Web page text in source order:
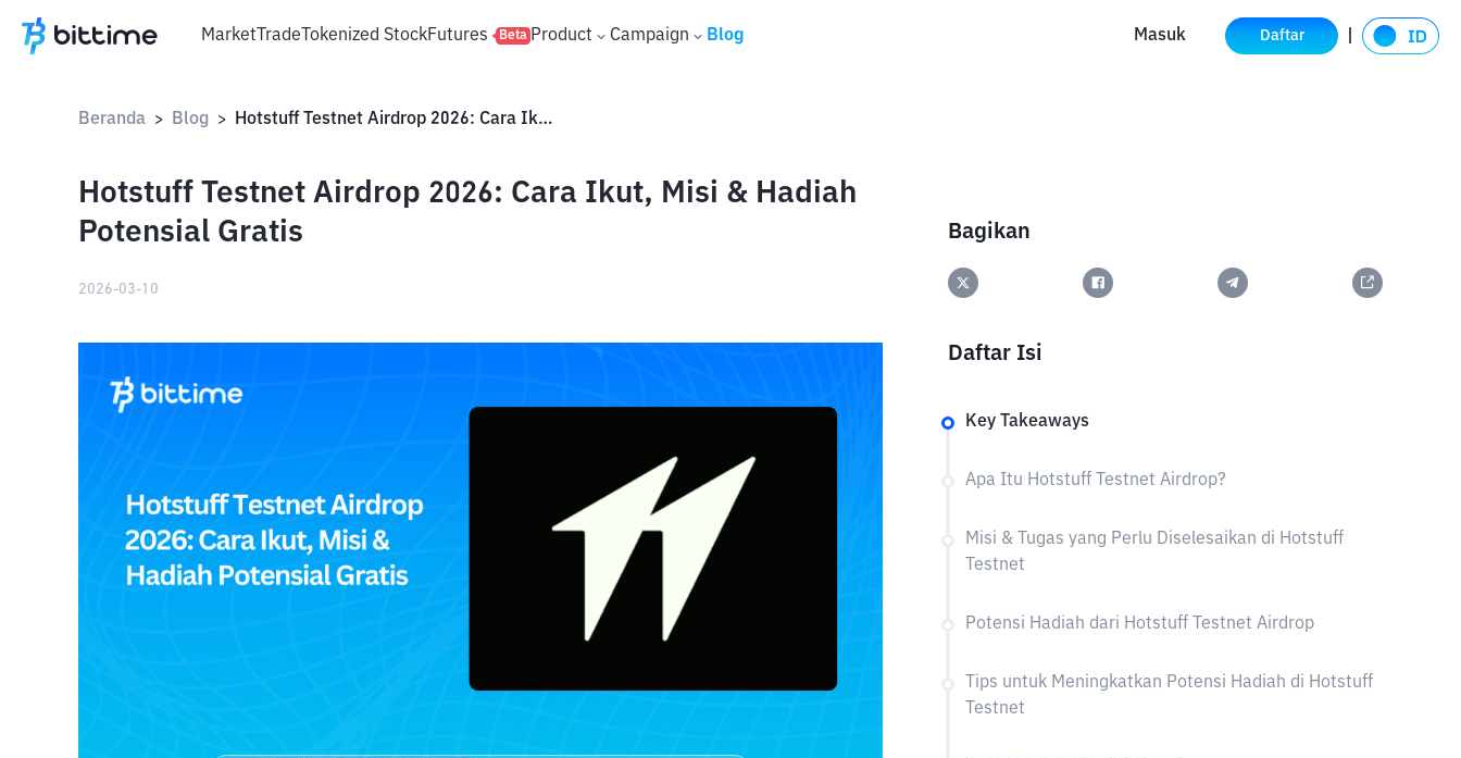
MarketTradeTokenized StockFutures Beta Product Campaign Blog Masuk Daftar
Beranda > Blog > Hotstuff Testnet Airdrop 2026: Cara Ikut, Misi & Hadiah Potensial Gratis
Hotstuff Testnet Airdrop 2026: Cara Ikut, Misi & Hadiah
Potensial Gratis
2026-03-10
Bagikan
Daftar Isi
Key Takeaways
Apa Itu Hotstuff Testnet Airdrop?
Misi & Tugas yang Perlu Diselesaikan di Hotstuff
Testnet
Potensi Hadiah dari Hotstuff Testnet Airdrop
Tips untuk Meningkatkan Potensi Hadiah di Hotstuff
Testnet